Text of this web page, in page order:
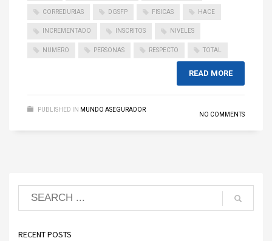
CORREDURIAS DGSFP FISICAS HACE
INCREMENTADO INSCRITOS NIVELES
NUMERO PERSONAS RESPECTO TOTAL
READ MORE
PUBLISHED IN MUNDO ASEGURADOR
NO COMMENTS
RECENT POSTS